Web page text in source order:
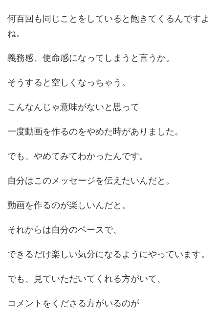
何百回も同じことをしていると飽きてくるんですよ
ね。
義務感、使命感になってしまうと言うか。
そうすると空しくなっちゃう。
こんなんじゃ意味がないと思って
一度動画を作るのをやめた時がありました。
でも、やめてみてわかったんです。
自分はこのメッセージを伝えたいんだと。
動画を作るのが楽しいんだと。
それからは自分のペースで、
できるだけ楽しい気分になるようにやっています。
でも、見ていただいてくれる方がいて、
コメントをくださる方がいるのが